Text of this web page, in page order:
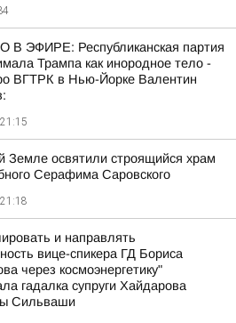
В ЭФИРЕ: Республиканская партия
Трампа как инородное тело -
ВГТРК в Нью-Йорке Валентин
Земле освятили строящийся храм
Серафима Саровского
и направлять
вице-спикера ГД Бориса
через космоэнергетику"
гадалка супруги Хайдарова
Сильваши